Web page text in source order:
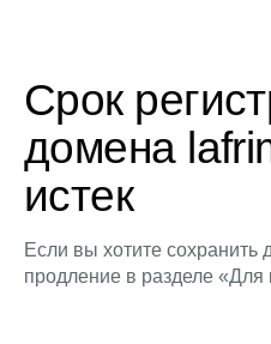
Срок
домена
истек
Если вы хотите
продление в разделе «Для